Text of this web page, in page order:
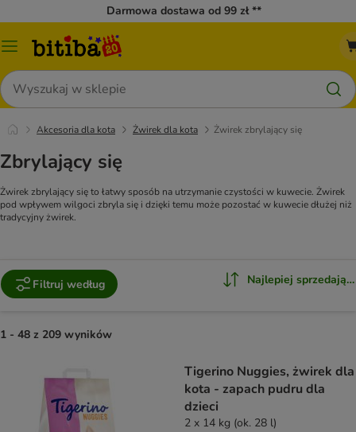
Darmowa dostawa od 99 zł **
Menu
Szukaj
Akcesoria dla kota Żwirek dla kota Żwirek zbrylający się
Zbrylający się
Żwirek zbrylający się to łatwy sposób na utrzymanie czystości w kuwecie. Żwirek
pod wpływem wilgoci zbryla się i dzięki temu może pozostać w kuwecie dłużej niż
tradycyjny żwirek.
Filtruj według Najlepiej
1 - 48 z 209 wyników
Tigerino Nuggies, żwirek dla
kota - zapach pudru dla
dzieci
2 x 14 kg (ok. 28 l)